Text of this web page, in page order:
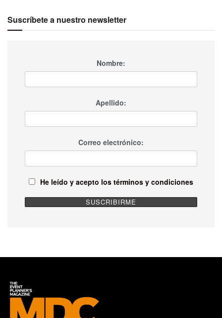
Suscríbete a nuestro newsletter
Nombre:
Apellido:
Correo electrónico:
He leído y acepto los términos y condiciones